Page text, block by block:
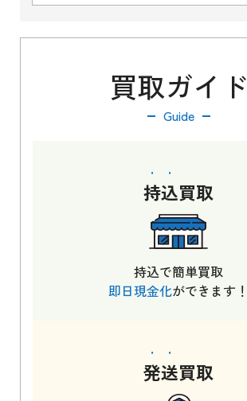
買取ガイド
Guide
持込買取
持込で簡単買取
即日現金化ができます！
発送買取